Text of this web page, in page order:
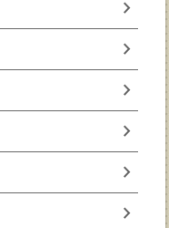
chevron_right
chevron_right
chevron_right
chevron_right
chevron_right
chevron_right